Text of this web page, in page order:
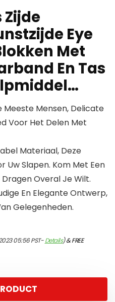
Zijde
Eye
Met
En Tas
Meeste Mensen, Delicate
Voor Het Delen Met
Materiaal, Deze
Uw Slapen. Kom Met Een
Overal Je Wilt.
En Elegante Ontwerp,
Gelegenheden.
05:56 PST-Details)&FREE